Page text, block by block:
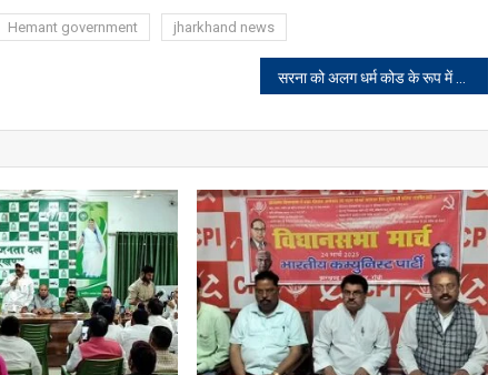
Hemant government jharkhand news
सरना को अलग धर्म कोड के रूप में नहीं दर्ज कराने के लिए कांग्रेस जिम्मेदार: रघुवर